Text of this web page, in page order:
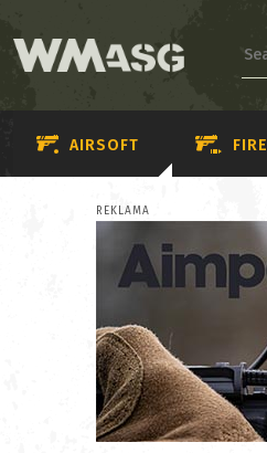
AIRSOFT
REKLAMA